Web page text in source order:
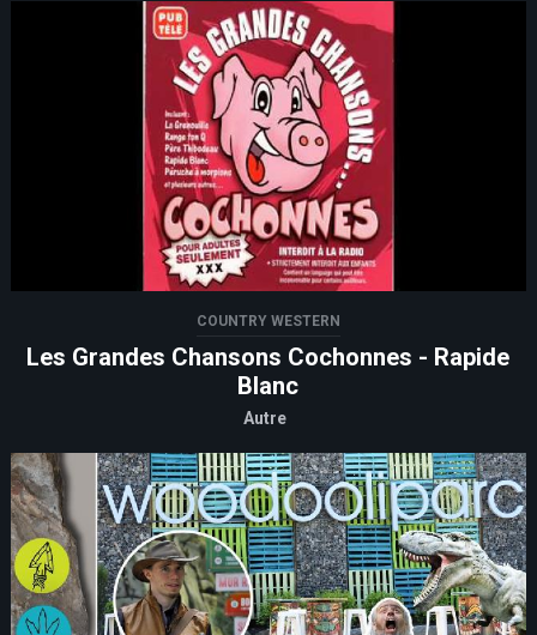
COUNTRY WESTERN
Les Grandes Chansons Cochonnes - Rapide
Blanc
Autre